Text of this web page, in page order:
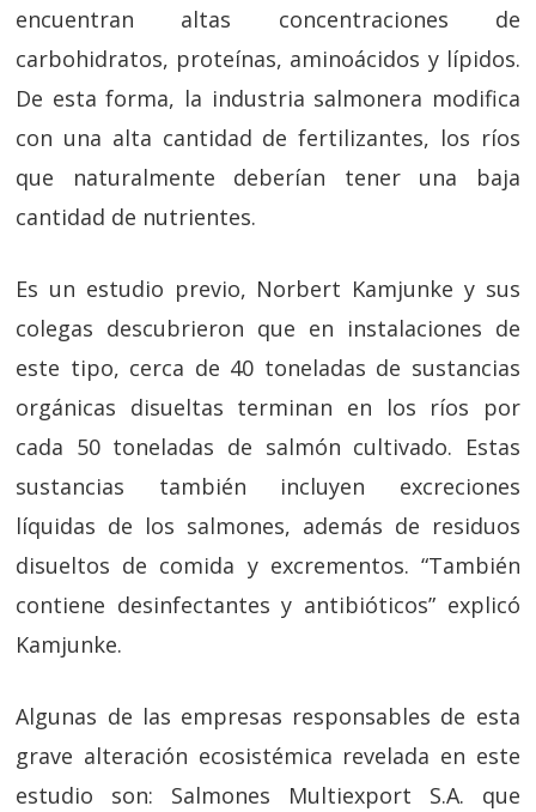
encuentran altas concentraciones de
carbohidratos, proteínas, aminoácidos y lípidos.
De esta forma, la industria salmonera modifica
con una alta cantidad de fertilizantes, los ríos
que naturalmente deberían tener una baja
cantidad de nutrientes.
Es un estudio previo, Norbert Kamjunke y sus
colegas descubrieron que en instalaciones de
este tipo, cerca de 40 toneladas de sustancias
orgánicas disueltas terminan en los ríos por
cada 50 toneladas de salmón cultivado. Estas
sustancias también incluyen excreciones
líquidas de los salmones, además de residuos
disueltos de comida y excrementos. “También
contiene desinfectantes y antibióticos” explicó
Kamjunke.
Algunas de las empresas responsables de esta
grave alteración ecosistémica revelada en este
estudio son: Salmones Multiexport S.A. que